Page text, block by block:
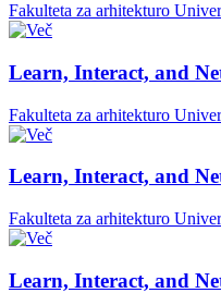
Fakulteta za arhitekturo
Learn, Interact, and
Fakulteta za arhitekturo
Learn, Interact, and
Fakulteta za arhitekturo
Learn, Interact, and